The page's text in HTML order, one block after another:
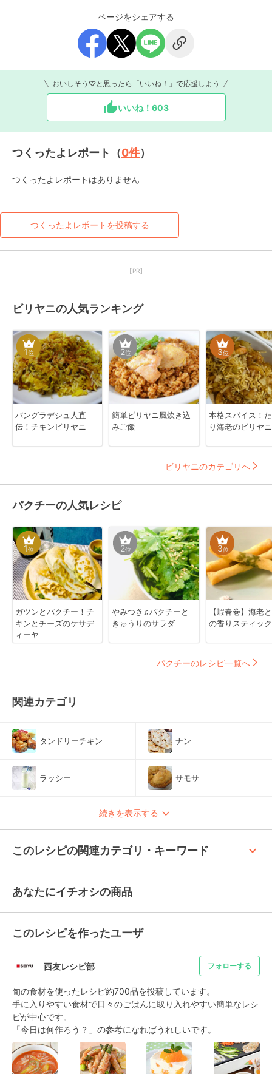
ページをシェアする
おいしそう♡と思ったら「いいね！」で応援しよう
いいね！ 603
つくったよレポート（0件）
つくったよレポートはありません
つくったよレポートを投稿する
【PR】
ビリヤニの人気ランキング
1位
バングラデシュ人直
伝！チキンビリヤニ
2位
簡単ビリヤニ風炊き込
みご飯
3位
本格スパイス！
り海老のビリヤ
ビリヤニのカテゴリへ
パクチーの人気レシピ
1位
ガツンとパクチー！チ
キンとチーズのケサデ
ィーヤ
2位
やみつき♫パクチーと
きゅうりのサラダ
3位
【蝦春巻】海老
の香りスティッ
パクチーのレシピ一覧へ
関連カテゴリ
タンドリーチキン ナン
ラッシー サモサ
続きを表示する
このレシピの関連カテゴリ・キーワード keyboard_arrow_up
あなたにイチオシの商品
このレシピを作ったユーザ
西友レシピ部 フォローする
旬の食材を使ったレシピ約700品を投稿しています。
手に入りやすい食材で日々のごはんに取り入れやすい簡単なレシ
ピが中心です。
「今日は何作ろう？」の参考になればうれしいです。